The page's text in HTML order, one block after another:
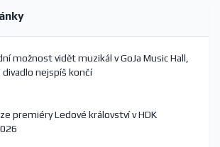
možnost vidět muzikál v GoJa Music Hall,
divadlo nejspíš končí
premiéry Ledové království v HDK